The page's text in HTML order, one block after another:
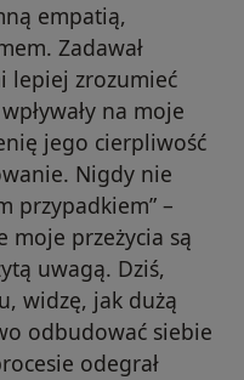
empatią,
Zadawał
lepiej zrozumieć
na moje
jego cierpliwość
Nigdy nie
przypadkiem” –
moje przeżycia są
uwagą. Dziś,
widzę, jak dużą
odbudować siebie
odegrał